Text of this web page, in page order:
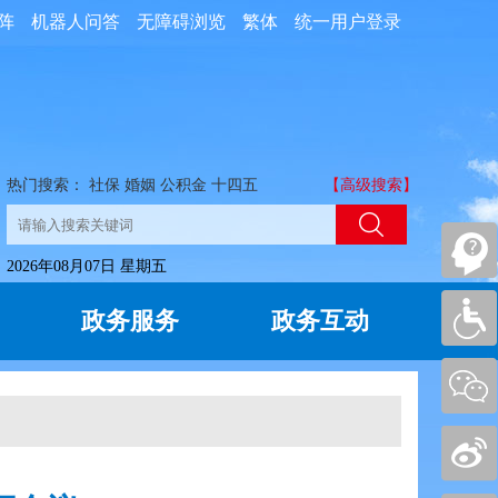
统一用户登录
繁体
无障碍浏览
机器人问答
热门搜索： 社保 婚姻 公积金 十四五 【高级搜索】
2026年08月07日 星期五
政务服务 政务互动